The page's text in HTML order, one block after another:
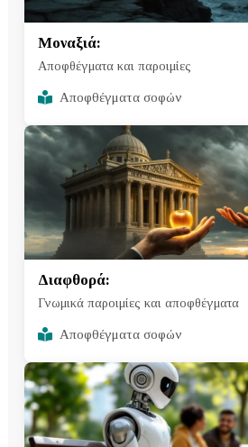
Μοναξιά:
Αποφθέγματα και παροιμίες
Αποφθέγματα σοφών
Διαφθορά:
Γνωμικά παροιμίες και αποφθέγματα
Αποφθέγματα σοφών